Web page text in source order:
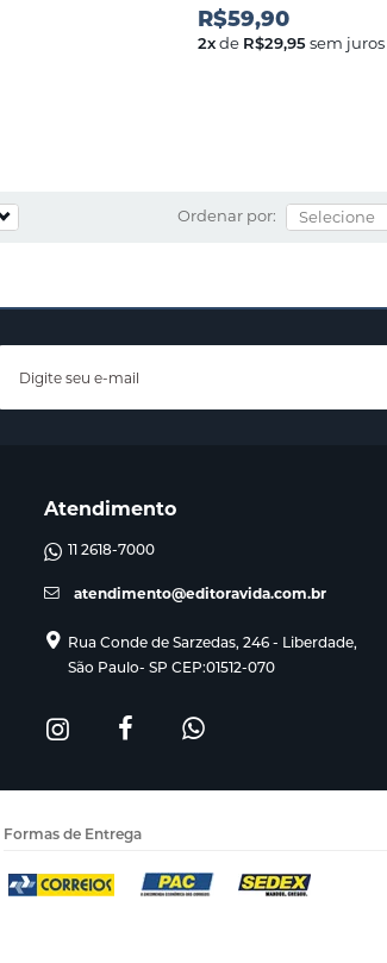
R$59,90
2xde R$29,95sem juros
Ordenar por:
Atendimento
11 2618-7000
atendimento@editoravida.com.br
Rua Conde de Sarzedas, 246 - Liberdade,
São Paulo- SP CEP:01512-070
Formas de Entrega